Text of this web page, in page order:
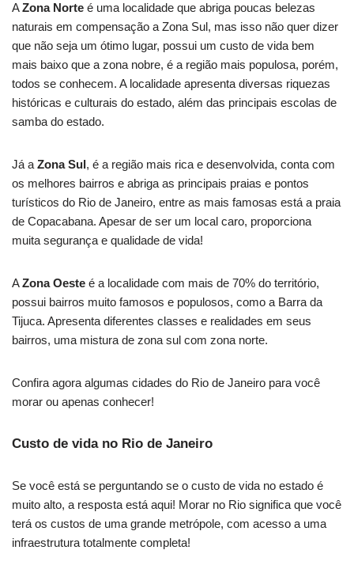
AZona Norte é uma localidade que abriga poucas belezas
naturais em compensação a Zona Sul, mas isso não quer dizer
que não seja um ótimo lugar, possui um custo de vida bem
mais baixo que a zona nobre, é a região mais populosa, porém,
todos se conhecem. A localidade apresenta diversas riquezas
históricas e culturais do estado, além das principais escolas de
samba do estado.
Já a Zona Sul, é a região mais rica e desenvolvida, conta com
os melhores bairros e abriga as principais praias e pontos
turísticos do Rio de Janeiro, entre as mais famosas está a praia
de Copacabana. Apesar de ser um local caro, proporciona
muita segurança e qualidade de vida!
AZona Oeste é a localidade com mais de 70% do território,
possui bairros muito famosos e populosos, como a Barra da
Tijuca. Apresenta diferentes classes e realidades em seus
bairros, uma mistura de zona sul com zona norte.
Confira agora algumas cidades do Rio de Janeiro para você
morar ou apenas conhecer!
Custo de vida no Rio de Janeiro
Se você está se perguntando se o custo de vida no estado é
muito alto, a resposta está aqui! Morar no Rio significa que você
terá os custos de uma grande metrópole, com acesso a uma
infraestrutura totalmente completa!